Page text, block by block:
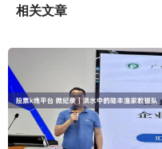
相关文章